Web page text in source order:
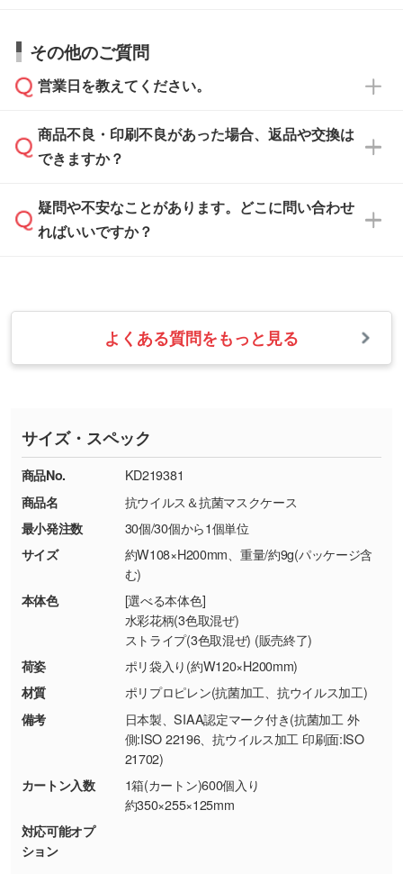
い合わせください。
なお、印刷用データの作り方に関する詳細は、
から添付してお送りください。
しい
解像度の低い画像や、手書きのイラスト、写真
などを、印刷に適したベクターデータに変換し
・フルカラーデータを1色に変換してほしい
・1色印刷でグラデーションや濃淡を表現した
い
す。→詳しく見る
・コーポレートカラーを使って印刷したい／印
刷色にこだわりがある
DIC・PANTONEなどのカラーチップの指定や、
現物支給による色指定も承っております。→詳
・背景がある画像からキャラクター部分だけを
使いたいです
シンプルな背景のデータや、使いたいキャラク
ター部分の輪郭がはっきりしているデータは切
り抜き処理が可能です。→
詳しく見る
・持っているデータの背景が足りない／塗り足
しの作り方が分からない
印刷したいデータが印刷範囲よりも小さい場
合、シンプルな色・柄の背景であれば拡張が可
能です。→
お見積・ご注文・
相談いただきますと、担当スタッフがお客様の
ご希望や商品の本体色を確認し、印刷色をご提
本体色がブラック、ネイビーなど濃色の場合は
白色か淡い色の印刷色をおすすめしておりま
本体色がナチュラルなど淡色の場合、印刷をく
っきりと目立たせたいときは濃い印刷色が、柔
らかい雰囲気にしたいときは淡い印刷色が映え
また、お選びいただいた印刷色が本体色に合わ
ない場合や仕上がりに影響しそうな場合は、ス
タッフから別の色をご案内することもございま
その他のご質問
営業日を教えてください。
営業日は平日の10:00～18:00で、土日祝日はお
休みとなります。注文・見積・お問い合わせ
速やかに対応いたします。
商品不良・印刷不良があった場合、返品や交換は
できますか？
お手数をお掛けいたしますが、至急担当スタッ
フまでご連絡ください。商品の状況を確認し、
・お届け時に商品が損傷・故障している場合
・ご注文と異なる商品が届いた場合
・印刷不良があった場合
※詳しくは「商品の良品基準について
ください。
【返品・交換ができない場合】
・お客様の元で商品を加工された場合、または
商品が破損した場合
・商品到着後7日以上経過している場合
・お客様のご都合による返品・交換依頼(商
品・色・数量などの注文間違い等)
疑問や不安なことがあります。どこに問い合わせ
ればいいですか？
業日以内に担当スタッフよりメールにてご連絡
いたします。
お急ぎの場合はお電話でのご質問も受け付けて
TEL：0422-29-9911 営業時間10:00～
18:00(土日祝日除く)
よくある質問をもっと見る
サイズ・スペック
商品No.
KD219381
商品名
抗ウイルス＆抗菌マスクケース
最小発注数
30個/30個から1個単位
サイズ
約W108×H200mm、重量/約9g(パッケージ含
む)
本体色
[選べる本体色]
水彩花柄(3色取混ぜ)
ストライプ(3色取混ぜ) (販売終了)
荷姿
ポリ袋入り(約W120×H200mm)
材質
ポリプロピレン(抗菌加工、抗ウイルス加工)
備考
日本製、SIAA認定マーク付き(抗菌加工 外
側:ISO 22196、抗ウイルス加工 印刷面:ISO
21702)
カートン入数
1箱(カートン)600個入り
約350×255×125mm
対応可能オプ
ション